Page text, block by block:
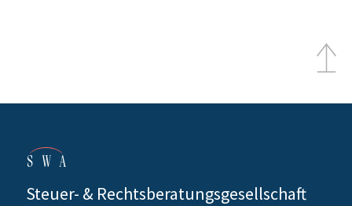
Steuer- & Rechtsberatungsgesellschaft